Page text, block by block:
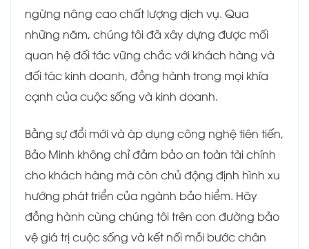
ngừng nâng cao chất lượng dịch vụ. Qua
những năm, chúng tôi đã xây dựng được mối
quan hệ đối tác vững chắc với khách hàng và
đối tác kinh doanh, đồng hành trong mọi khía
cạnh của cuộc sống và kinh doanh.
Bằng sự đổi mới và áp dụng công nghệ tiên tiến,
Bảo Minh không chỉ đảm bảo an toàn tài chính
cho khách hàng mà còn chủ động định hình xu
hướng phát triển của ngành bảo hiểm. Hãy
đồng hành cùng chúng tôi trên con đường bảo
vệ giá trị cuộc sống và kết nối mỗi bước chân